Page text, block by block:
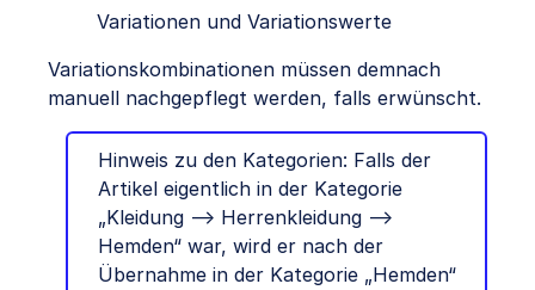
Variationen und Variationswerte
Variationskombinationen müssen demnach
manuell nachgepflegt werden, falls erwünscht.
Hinweis zu den Kategorien: Falls der
Artikel eigentlich in der Kategorie
„Kleidung –> Herrenkleidung –>
Hemden“ war, wird er nach der
Übernahme in der Kategorie „Hemden“